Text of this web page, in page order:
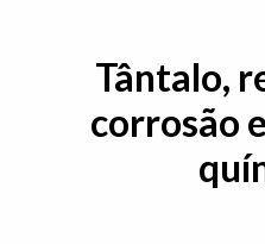
Tântalo,
corrosão